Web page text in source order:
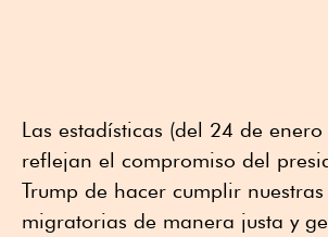
Las estadísticas (del 24 de
reflejan el compromiso del
Trump de hacer cumplir nuestras
migratorias de manera justa y